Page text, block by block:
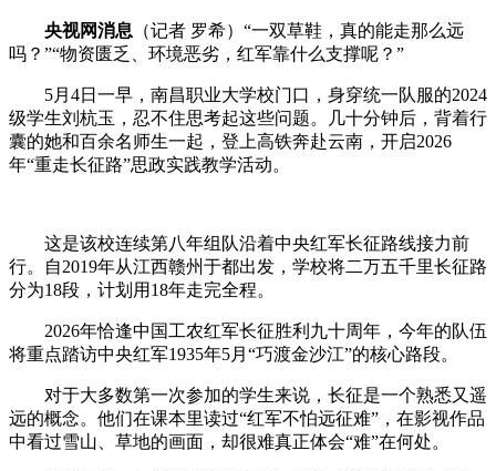
现场 前线 比划 蓝海中国 新兵请入列
VIP会员 CCTV奥林匹克频道 生活体育大会 体育江湖
财经 教育 乡村振兴 生态环境
CCTV.节目官网 直播 节目单 栏目 片库
央视网消息 （记者 罗希）“一双草鞋，真的能走那么远
吗？”“物资匮乏、环境恶劣，红军靠什么支撑呢？”
5月4日一早，南昌职业大学校门口，身穿统一队服的2024
级学生刘杭玉，忍不住思考起这些问题。几十分钟后，背着行
囊的她和百余名师生一起，登上高铁奔赴云南，开启2026
年“重走长征路”思政实践教学活动。
这是该校连续第八年组队沿着中央红军长征路线接力前
行。自2019年从江西赣州于都出发，学校将二万五千里长征路
分为18段，计划用18年走完全程。
2026年恰逢中国工农红军长征胜利九十周年，今年的队伍
将重点踏访中央红军1935年5月“巧渡金沙江”的核心路段。
对于大多数第一次参加的学生来说，长征是一个熟悉又遥
远的概念。他们在课本里读过“红军不怕远征难”，在影视作品
中看过雪山、草地的画面，却很难真正体会“难”在何处。